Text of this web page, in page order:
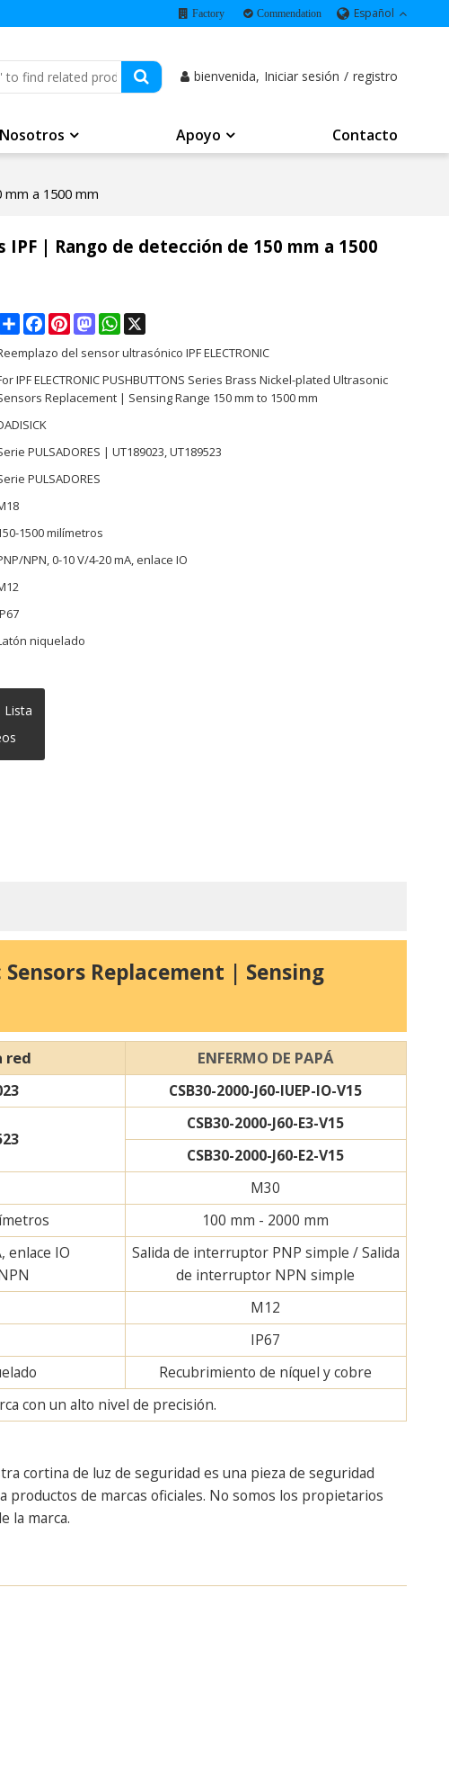
Factory Commendation Español
bienvenida, Iniciar sesión / registro
Apoyo Contacto
a 1500 mm
| Rango de detección de 150 mm a 1500
ShareFacebookPinterestMastodonWhatsApp
del sensor ultrasónico IPF ELECTRONIC
IPF ELECTRONIC PUSHBUTTONS Series Brass Nickel-plated Ultrasonic
Replacement | Sensing Range 150 mm to 1500 mm
PULSADORES | UT189023, UT189523
PULSADORES
1500 milímetros
NPN, 0-10 V/4-20 mA, enlace IO
niquelado
Lista
Replacement | Sensing
red ENFERMO DE PAPÁ
CSB30-2000-J60-IUEP-IO-V15
CSB30-2000-J60-E3-V15
CSB30-2000-J60-E2-V15
M30
100 mm - 2000 mm
enlace IO
Salida de interruptor PNP simple / Salida
de interruptor NPN simple
M12
IP67
Recubrimiento de níquel y cobre
con un alto nivel de precisión.
cortina de luz de seguridad es una pieza de seguridad
productos de marcas oficiales. No somos los propietarios
la marca.